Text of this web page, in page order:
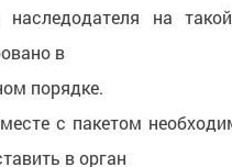
наследодателя на
в
порядке.
с пакетом
в орган